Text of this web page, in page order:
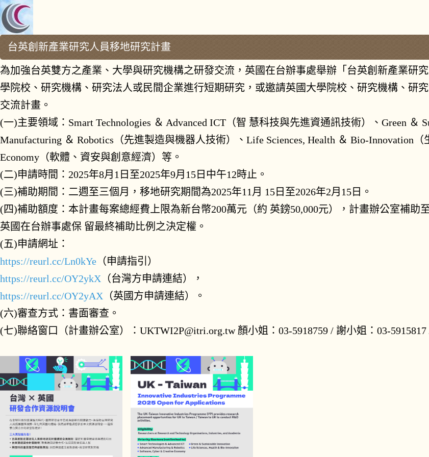
台英創新產業研究人員移地研究計畫
為加強台英雙方之產業、大學與研究機構之研發交流，英 國在台辦事處舉辦「台英創新產業研
學院校、研究機構、研究法人或民間企業進行短期研究，或邀請英國大學院校、研究機構、研
交流計畫。
(一)主要領域：Smart Technologies ＆ Advanced ICT（智 慧科技與先進資通訊技術）、Green ＆
Manufacturing ＆ Robotics（先進製造與機器人技術）、Life Sciences, Health ＆ Bio-Innovation（
Economy（軟體、資安與創意經濟）等。
(二)申請時間：2025年8月1日至2025年9月15日中午12時止。
(三)補助期間：二週至三個月，移地研究期間為2025年11月 15日至2026年2月15日。
(四)補助額度：本計畫每案總經費上限為新台幣200萬元（約 英鎊50,000元），計畫辦公室補助
英國在台辦事處保 留最終補助比例之決定權。
(五)申請網址：
https://reurl.cc/Ln0kYe （申請指引）
https://reurl.cc/OY2ykX （台灣方申請連結），
https://reurl.cc/OY2yAX （英國方申請連結）。
(六)審查方式：書面審查。
(七)聯絡窗口（計畫辦公室）：UKTWI2P@itri.org.tw 顏小姐：03-5918759 / 謝小姐：03-